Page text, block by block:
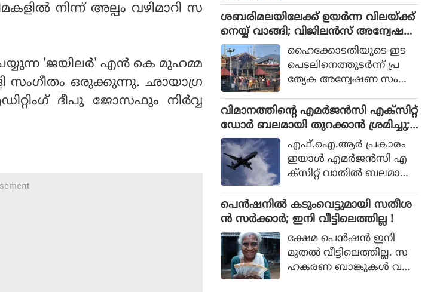
നിന്ന് അല്പം വഴിമാറി സ
'ജയിലര്‍' എന്‍ കെ മുഹമ്മ
സംഗീതം ഒരുക്കുന്നു. ഛായാഗ്ര
ദീപു ജോസഫും നിര്‍വ്വ
നിക്ഷേപക വിദ്യാഭ്യാസ-അ
വബോധ പരിപാടിയുടെ
ഭാഗമായി തൃശ്ശൂർ റൗണ്ട്
മാർക്കറ്റ്, ശക്തൻ മാർക്ക
റ്റ്, പൂങ്കുന്നം മാർക്കറ്റ്, ഒ
ല്ലൂർ മാർക്കറ്റ്, അയ്യ
കുര്യാച്ചിറ മാർക്കറ്റ് എ
ന്നിവിടങ്ങളിലെ പ്രദേശ
വാസികളുമായി സംവാദം
നടത്തി.
കൃത്യമായ നിലപാടെന്നും
പുതിയ ഡാം നിര്‍മിക്കുക
മാത്രമാണ് ശാശ്വത പ
രിഹാരമെന്നും മന്ത്രി പറ
ഞ്ഞു. മുല്ലപ്പെരിയാറിലെ
ജലനിരപ്പ് ഉയര്‍ത്തുമെന്ന
തമിഴ്നാട് ബജറ്റ് പ്രഖ്യാപന
ത്തോട് പ്രതികരിക്കുക
യായിരുന്നു മന്ത്രി.
ശബരിമലയിലേക്ക് ഉയര്‍ന്ന വിലയ്ക്ക്
നെയ്യ് വാങ്ങി; വിജിലന്‍സ് അന്വേഷ
ണത്തിന് ഹൈക്കോടതി ഉത്തരവ്
ഹൈക്കോടതിയുടെ ഇട
പെടലിനെത്തുടര്‍ന്ന് പ്ര
ത്യേക അന്വേഷണ സംഘ
ന്വേഷിക്കുന്ന മൂന്നാമത്തെ
ശബരിമല വിവാദമാണിത്.
വിമാനത്തിന്റെ എമര്‍ജന്‍സി എക്‌സിറ്റ്
ഡോര്‍ ബലമായി തുറക്കാന്‍ ശ്രമിച്ചു;
മലയാളി പിടിയില്‍എഫ്.ഐ.ആര്‍ പ്രകാരം
ഇയാള്‍ എമര്‍ജന്‍സി എ
ക്‌സിറ്റ് വാതില്‍ ബലമായി
എമര്‍ജന്‍സി വിന്‍ഡോ
പാനല്‍ തകര്‍ക്കുകയും
പെൻഷനിൽ കടുംവെട്ടുമായി സതീശ
ൻ സർക്കാർ; ഇനി വീട്ടിലെത്തില്ല !
ക്ഷേമ പെൻഷൻ ഇനി
മുതൽ വീട്ടിലെത്തില്ല. സ
ഹകരണ ബാങ്കുകൾ വഴി